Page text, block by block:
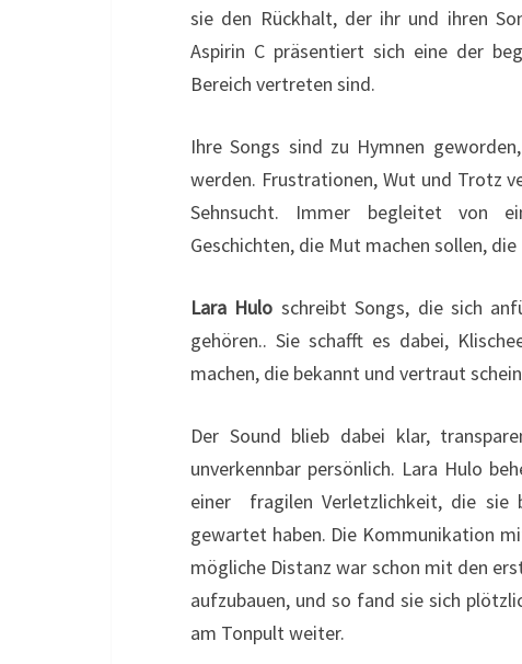
sie den Rückhalt, der ihr und ihren
Aspirin C präsentiert sich eine der
Bereich vertreten sind.
Ihre Songs sind zu Hymnen
werden. Frustrationen, Wut und Trotz
Sehnsucht. Immer begleitet von
Geschichten, die Mut machen sollen,
Lara Hulo schreibt Songs, die sich
gehören.. Sie schafft es dabei,
machen, die bekannt und vertraut
Der Sound blieb dabei klar,
unverkennbar persönlich. Lara Hulo
einer fragilen Verletzlichkeit, die sie
gewartet haben. Die Kommunikation
mögliche Distanz war schon mit den
aufzubauen, und so fand sie sich
am Tonpult weiter.